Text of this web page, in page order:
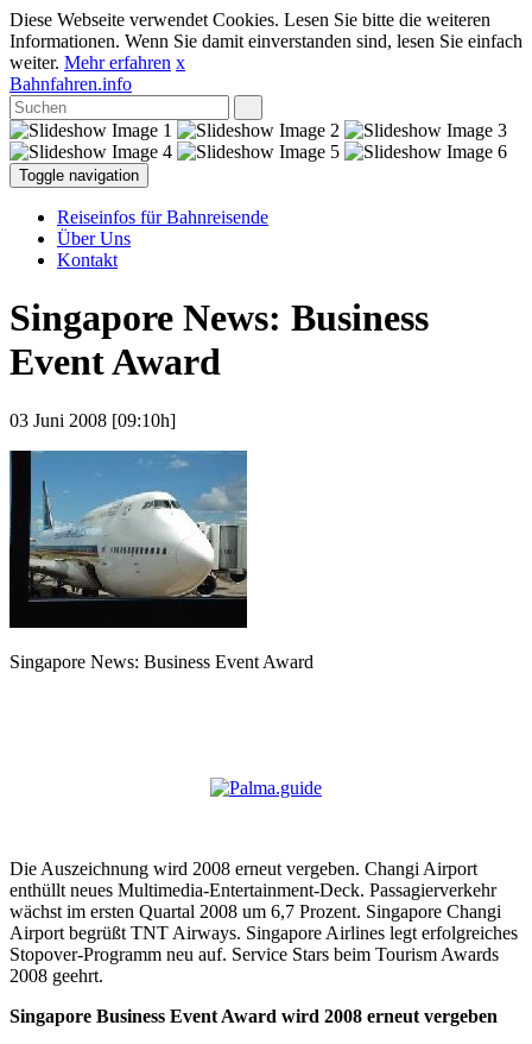
Diese Webseite verwendet Cookies. Lesen Sie bitte die weiteren
Informationen. Wenn Sie damit einverstanden sind, lesen Sie einfach
weiter. Mehr erfahren x
Bahnfahren.info
Toggle navigation
Reiseinfos für Bahnreisende
Über Uns
Kontakt
Singapore News: Business
Event Award
03 Juni 2008 [09:10h]
Singapore News: Business Event Award
Die Auszeichnung wird 2008 erneut vergeben. Changi Airport
enthüllt neues Multimedia-Entertainment-Deck. Passagierverkehr
wächst im ersten Quartal 2008 um 6,7 Prozent. Singapore Changi
Airport begrüßt TNT Airways. Singapore Airlines legt erfolgreiches
Stopover-Programm neu auf. Service Stars beim Tourism Awards
2008 geehrt.
Singapore Business Event Award wird 2008 erneut vergeben